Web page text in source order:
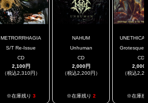
METRORRHAGIA
S/T Re-Issue
CD
2,100円
（税込2,310円）
※在庫残り 3
NAHUM
Unhuman
CD
2,000円
（税込2,200円）
※在庫残り 2
Grotesque
CD
2,000
（税込
※在庫残